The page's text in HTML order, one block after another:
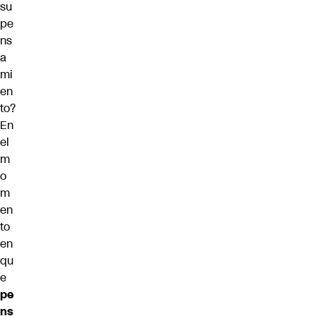
su
pe
ns
a
mi
en
to?
En
el
m
o
m
en
to
en
qu
e
pe
ns